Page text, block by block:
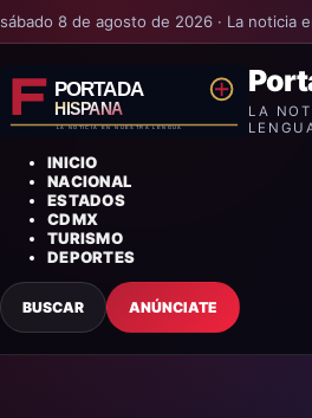
sábado 8 de agosto de 2026 · La noticia
LA
INICIO
NACIONAL
ESTADOS
CDMX
TURISMO
DEPORTES
BUSCAR ANÚNCIATE